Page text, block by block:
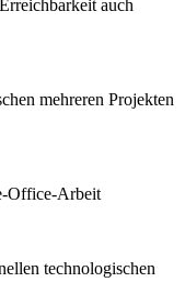
auch
mehreren Projekten
Office-Arbeit
technologischen